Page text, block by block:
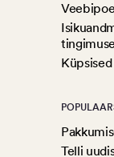
Küpsised
Telli